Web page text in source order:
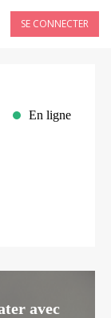
SE CONNECTER
En ligne
avec